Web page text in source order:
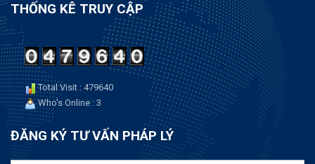
THỐNG KÊ TRUY CẬP
Total Visit : 479640
Who's Online : 3
ĐĂNG KÝ TƯ VẤN PHÁP LÝ